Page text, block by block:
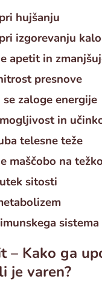
hujšanju
izgorevanju
apetit in
presnove
se zaloge energije
in
telesne teže
maščobo na
sitosti
sistema
– Kako ga
je varen?